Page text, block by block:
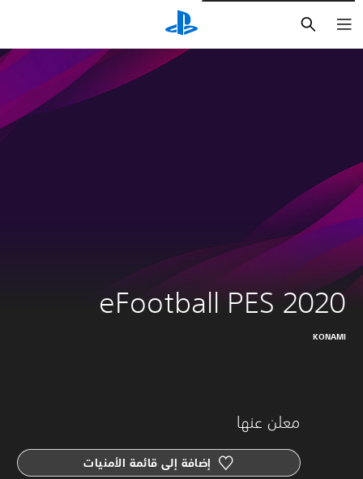
eFootball PES 2020
KONAMI
معلن عنها
إضافة إلى قائمة الأمنيات